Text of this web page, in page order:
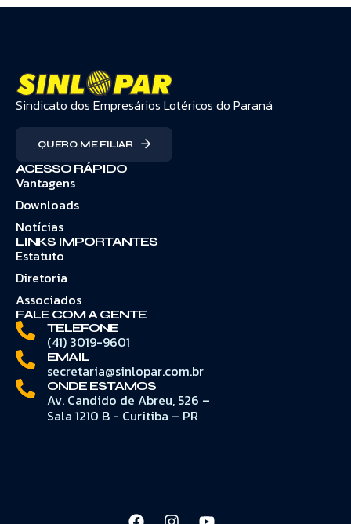
Sindicato dos Empresários Lotéricos do Paraná
QUERO ME FILIAR
ACESSO RÁPIDO
Vantagens
Downloads
Notícias
LINKS IMPORTANTES
Estatuto
Diretoria
Associados
FALE COM A GENTE
TELEFONE
(41) 3019-9601
EMAIL
secretaria@sinlopar.com.br
ONDE ESTAMOS
Av. Candido de Abreu, 526 –
Sala 1210 B - Curitiba – PR